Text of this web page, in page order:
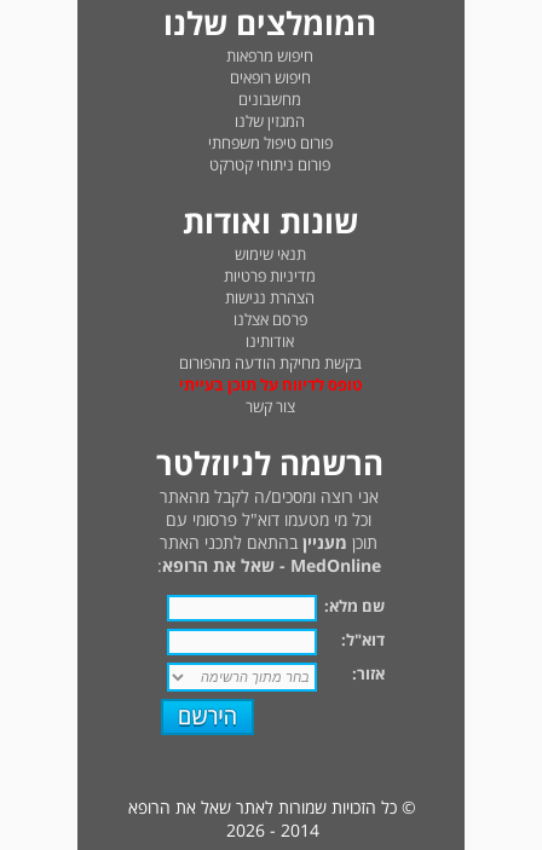
המומלצים שלנו
חיפוש מרפאות
חיפוש רופאים
מחשבונים
המגזין שלנו
פורום טיפול משפחתי
פורום ניתוחי קטרקט
שונות ואודות
תנאי שימוש
מדיניות פרטיות
הצהרת נגישות
פרסם אצלנו
אודותינו
בקשת מחיקת הודעה מהפורום
טופס לדיווח על תוכן בעייתי
צור קשר
הרשמה לניוזלטר
אני רוצה ומסכים/ה לקבל מהאתר
וכל מי מטעמו דוא"ל פרסומי עם
תוכן מעניין בהתאם לתכני האתר
MedOnline - שאל את הרופא
:
שם מלא:
דוא"ל:
אזור:
© כל הזכויות שמורות לאתר שאל את הרופא
2014 - 2026